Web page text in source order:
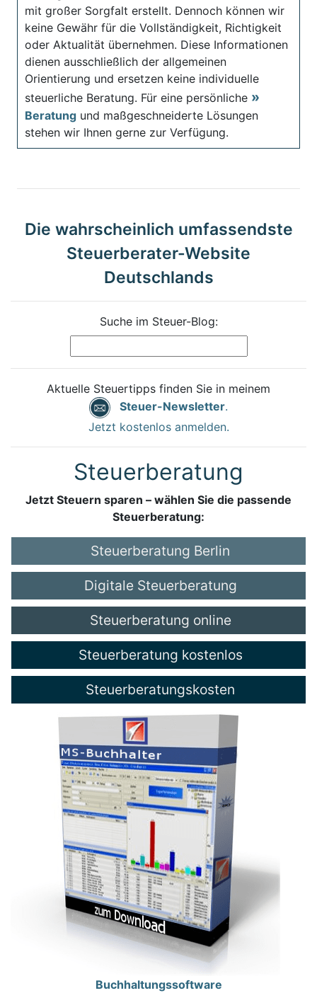
mit großer Sorgfalt erstellt. Dennoch können wir
keine Gewähr für die Vollständigkeit, Richtigkeit
oder Aktualität übernehmen. Diese Informationen
dienen ausschließlich der allgemeinen
Orientierung und ersetzen keine individuelle
steuerliche Beratung. Für eine persönliche
Beratung und maßgeschneiderte Lösungen
stehen wir Ihnen gerne zur Verfügung.
Die wahrscheinlich umfassendste
Steuerberater-Website
Deutschlands
Suche im Steuer-Blog:
Aktuelle Steuertipps finden Sie in meinem
Steuer-Newsletter.
Jetzt kostenlos anmelden.
Steuerberatung
Jetzt Steuern sparen – wählen Sie die passende
Steuerberatung:
Steuerberatung Berlin
Digitale Steuerberatung
Steuerberatung online
Steuerberatung kostenlos
Steuerberatungskosten
Buchhaltungssoftware